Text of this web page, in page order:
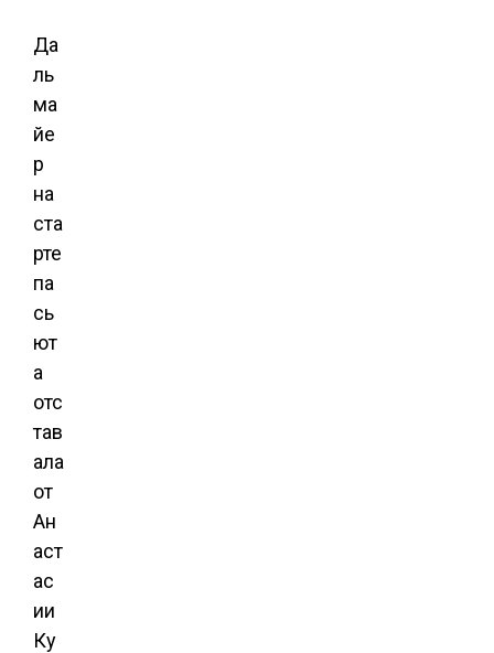
Да
ль
ма
йе
р
на
ста
рте
па
сь
ют
а
отс
тав
ала
от
Ан
аст
ас
ии
Ку